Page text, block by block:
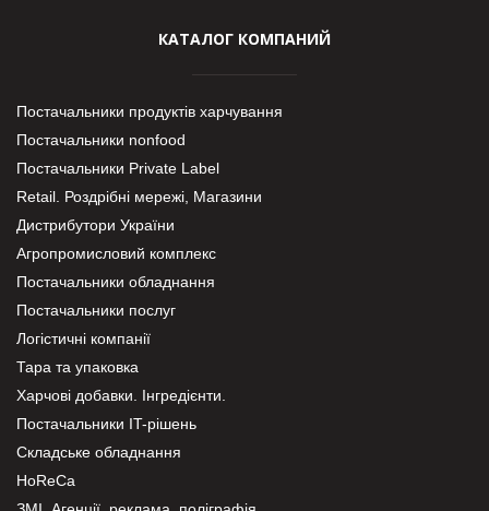
КАТАЛОГ КОМПАНИЙ
Постачальники продуктів харчування
Постачальники nonfood
Постачальники Private Label
Retail. Роздрібні мережі, Магазини
Дистрибутори України
Агропромисловий комплекс
Постачальники обладнання
Постачальники послуг
Логістичні компанії
Тара та упаковка
Харчові добавки. Інгредієнти.
Постачальники IT-рішень
Складське обладнання
HoReCa